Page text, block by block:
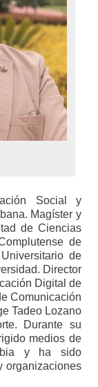
Social y
Magíster y
de Ciencias
de
de
Director
Digital de
Comunicación
Tadeo Lozano
Durante su
medios de
y ha sido
organizaciones